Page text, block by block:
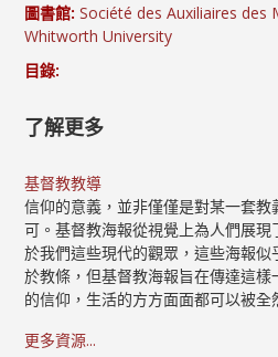
圖書館: Société des Auxiliaires des
Whitworth University
目錄:
了解更多
基督教教導
信仰的意義，並非僅僅是對某一套
可。基督教海報從視覺上為人們展
於我們這些現代的觀眾，這些海報
於教條，但基督教海報旨在傳達這
的信仰，生活的方方面面都可以被全
更多資源...